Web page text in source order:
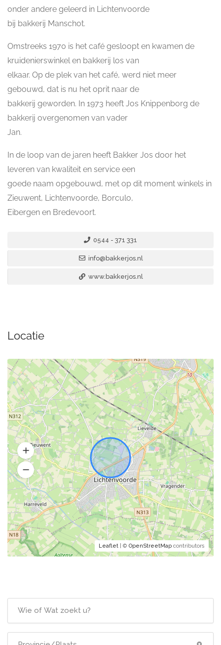
onder andere geleerd in Lichtenvoorde
bij bakkerij Manschot.
Omstreeks 1970 is het café gesloopt en kwamen de
kruidenierswinkel en bakkerij los van
elkaar. Op de plek van het café, werd niet meer
gebouwd, dat is nu het oprit naar de
bakkerij geworden. In 1973 heeft Jos Knippenborg de
bakkerij overgenomen van vader
Jan.
In de loop van de jaren heeft Bakker Jos door het
leveren van kwaliteit en service een
goede naam opgebouwd, met op dit moment winkels in
Zieuwent, Lichtenvoorde, Borculo,
Eibergen en Bredevoort.
0544 - 371 331
info@bakkerjos.nl
www.bakkerjos.nl
Locatie
Leaflet | © OpenStreetMap contributors